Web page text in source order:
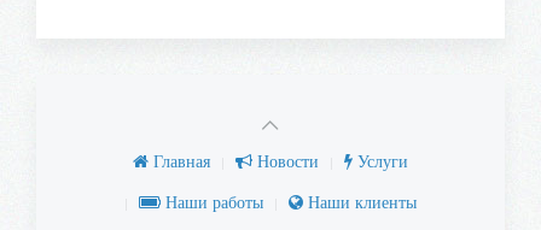
Главная Новости
Услуги
Наши работы
Наши клиенты